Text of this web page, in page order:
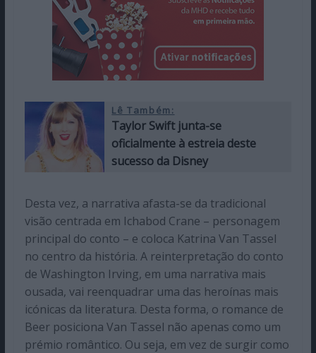
Lê Também:
Taylor Swift junta-se
oficialmente à estreia deste
sucesso da Disney
Desta vez, a narrativa afasta-se da tradicional
visão centrada em Ichabod Crane – personagem
principal do conto – e coloca Katrina Van Tassel
no centro da história. A reinterpretação do conto
de Washington Irving, em uma narrativa mais
ousada, vai reenquadrar uma das heroínas mais
icónicas da literatura. Desta forma, o romance de
Beer posiciona Van Tassel não apenas como um
prémio romântico. Ou seja, em vez de surgir como